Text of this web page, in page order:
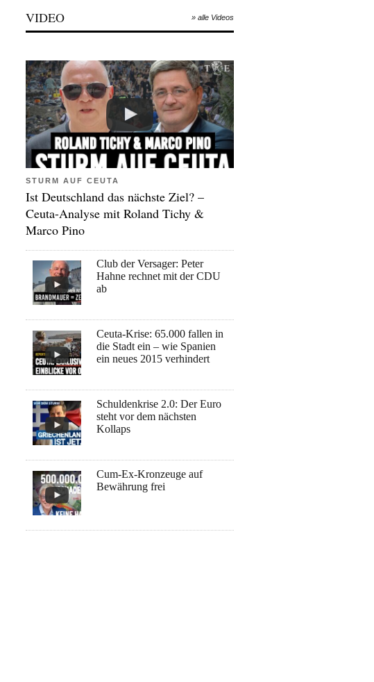
VIDEO » alle Videos
STURM AUF CEUTA
Ist Deutschland das nächste Ziel? –
Ceuta-Analyse mit Roland Tichy &
Marco Pino
Club der Versager: Peter
Hahne rechnet mit der CDU
ab
Ceuta-Krise: 65.000 fallen in
die Stadt ein – wie Spanien
ein neues 2015 verhindert
Schuldenkrise 2.0: Der Euro
steht vor dem nächsten
Kollaps
Cum-Ex-Kronzeuge auf
Bewährung frei